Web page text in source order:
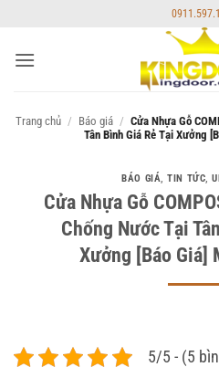
nội
Trang chủ / Báo giá / Cửa Nhựa Gỗ
Tân Bình Giá Rẻ Tại Xưởng
BÁO GIÁ,TIN TỨC,
Cửa Nhựa Gỗ
Chống Nước Tại
Xưởng [Báo Giá]
5/5 - (5